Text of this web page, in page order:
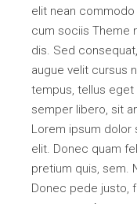
elit nean
cum sociis Theme
dis. Sed
augue velit cursus
tempus, tellus
semper libero, sit
Lorem ipsum
elit. Donec quam
pretium quis, sem.
Donec pede justo,